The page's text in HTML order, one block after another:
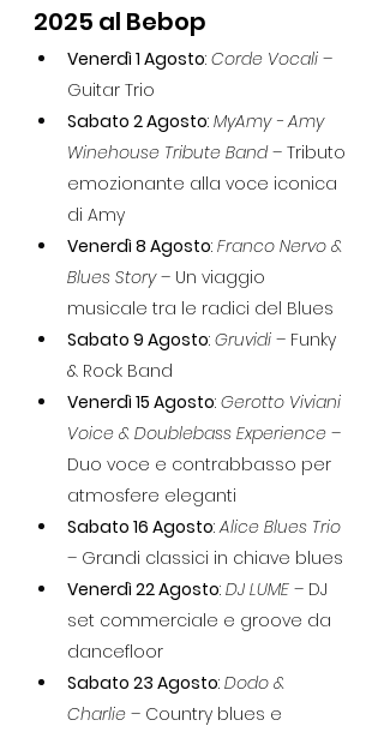
2025 al Bebop
Venerdì 1 Agosto: Corde Vocali –
Guitar Trio
Sabato 2 Agosto: MyAmy - Amy
Winehouse Tribute Band – Tributo
emozionante alla voce iconica
di Amy
Venerdì 8 Agosto: Franco Nervo &
Blues Story – Un viaggio
musicale tra le radici del Blues
Sabato 9 Agosto: Gruvidi – Funky
& Rock Band
Venerdì 15 Agosto: Gerotto Viviani
Voice & Doublebass Experience –
Duo voce e contrabbasso per
atmosfere eleganti
Sabato 16 Agosto: Alice Blues Trio
– Grandi classici in chiave blues
Venerdì 22 Agosto: DJ LUME – DJ
set commerciale e groove da
dancefloor
Sabato 23 Agosto: Dodo &
Charlie – Country blues e